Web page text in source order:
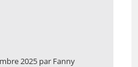
2025 par Fanny